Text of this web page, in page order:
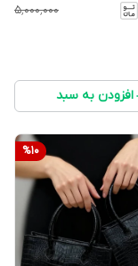
۵٬۰۰۰٬۰۰۰
افزودن به سبد
%10